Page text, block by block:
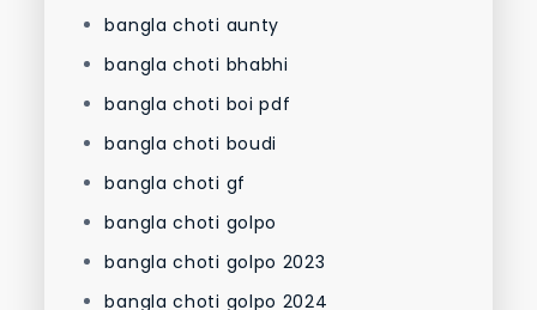
bangla choti aunty
bangla choti bhabhi
bangla choti boi pdf
bangla choti boudi
bangla choti gf
bangla choti golpo
bangla choti golpo 2023
bangla choti golpo 2024